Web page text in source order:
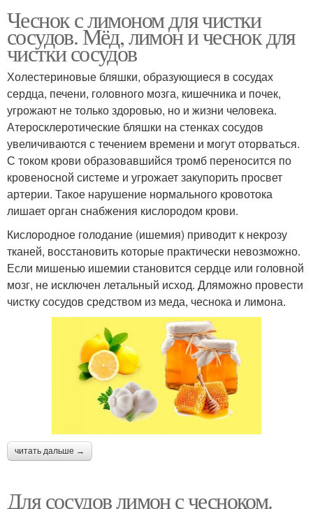
Чеснок с лимоном для чистки
сосудов. Мёд, лимон и чеснок для
чистки сосудов
Холестериновые бляшки, образующиеся в сосудах
сердца, печени, головного мозга, кишечника и почек,
угрожают не только здоровью, но и жизни человека.
Атеросклеротические бляшки на стенках сосудов
увеличиваются с течением времени и могут оторваться.
С током крови образовавшийся тромб переносится по
кровеносной системе и угрожает закупорить просвет
артерии. Такое нарушение нормального кровотока
лишает орган снабжения кислородом крови.
Кислородное голодание (ишемия) приводит к некрозу
тканей, восстановить которые практически невозможно.
Если мишенью ишемии становится сердце или головной
мозг, не исключен летальный исход. Дляможно провести
чистку сосудов средством из меда, чеснока и лимона.
читать дальше →
Для сосудов лимон с чесноком.